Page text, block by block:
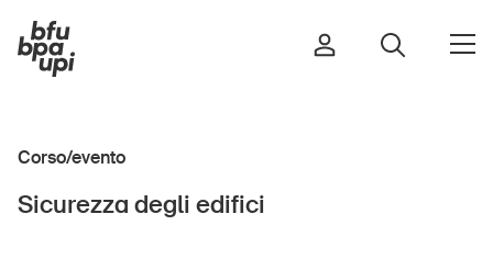
Sport e attività fisica
Corso/evento
Sicurezza degli edifici